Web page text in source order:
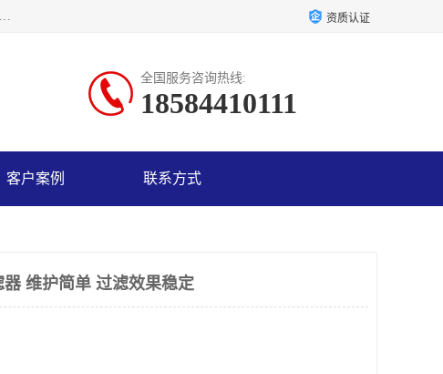
贵州鑫沣源环境科技公司主营一体化污水处理设备、医院污水处理设备、地埋式一体化污水设备；主要产品有：生活污水处理设备，养殖场废水处理设备，屠宰废水处理设备，洗涤废水处理设备，MBR膜生物处理设备，反渗透纯水设备，二次供水水箱清洗消毒，净水过滤设备，软水设备等。欢迎新老顾客来电咨询！ 资质认证
全国服务咨询热线:
18584410111
客户案例 联系方式
维护简单 过滤效果稳定